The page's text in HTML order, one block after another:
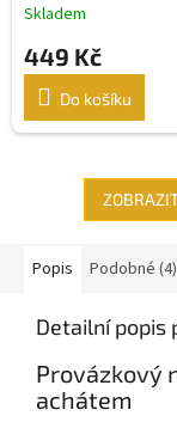
Skladem
449 Kč
Do košíku
Popis Podobné (4)
Detailní popis
Provázkový
achátem